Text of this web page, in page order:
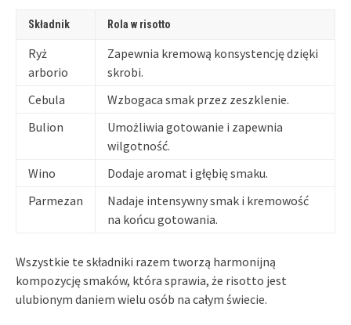
Składnik Rola w risotto
Ryż
arborio
Zapewnia kremową konsystencję dzięki
skrobi.
Cebula
Wzbogaca smak przez zeszklenie.
Bulion
Umożliwia gotowanie i zapewnia
wilgotność.
Wino
Dodaje aromat i głębię smaku.
Parmezan
Nadaje intensywny smak i kremowość
na końcu gotowania.
Wszystkie te składniki razem tworzą harmonijną
kompozycję smaków, która sprawia, że risotto jest
ulubionym daniem wielu osób na całym świecie.